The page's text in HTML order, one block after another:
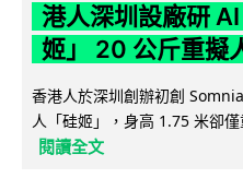
港人深圳設廠研
姬」 20 公斤重擬
香港人於深圳創辦初創
人「硅姬」，身高 1.75 米卻
閱讀全文